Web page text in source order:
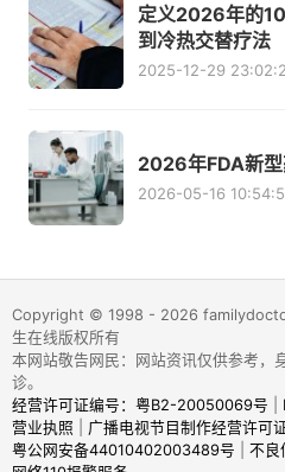
定义2026年的
到冷热交替疗法
2025-12-29
2026年FDA新
2026-05-16
Copyright © 1998 - 2026
生在线版权所有
本网站敬告网民：网站资讯仅供参考，
诊。
经营许可证编号：粤B2-20050069号
营业执照
广播电视节目制作经营许可
粤公网安备44010402003489号
不良